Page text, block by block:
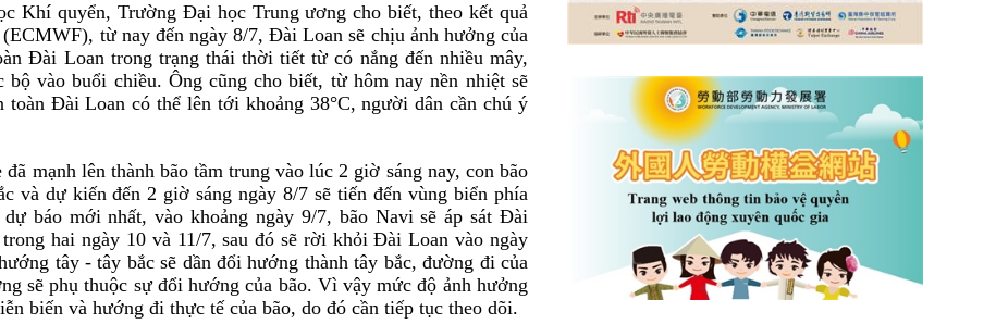
Khí quyển, Trường Đại học Trung ương cho biết, theo kết quả
từ nay đến ngày 8/7, Đài Loan sẽ chịu ảnh hưởng của
Đài Loan trong trạng thái thời tiết từ có nắng đến nhiều mây,
vào buổi chiều. Ông cũng cho biết, từ hôm nay nền nhiệt sẽ
toàn Đài Loan có thể lên tới khoảng 38°C, người dân cần chú ý
mạnh lên thành bão tầm trung vào lúc 2 giờ sáng nay, con bão
và dự kiến đến 2 giờ sáng ngày 8/7 sẽ tiến đến vùng biển phía
báo mới nhất, vào khoảng ngày 9/7, bão Navi sẽ áp sát Đài
hai ngày 10 và 11/7, sau đó sẽ rời khỏi Đài Loan vào ngày
tây - tây bắc sẽ dần đổi hướng thành tây bắc, đường đi của
sẽ phụ thuộc sự đổi hướng của bão. Vì vậy mức độ ảnh hưởng
biến và hướng đi thực tế của bão, do đó cần tiếp tục theo dõi.